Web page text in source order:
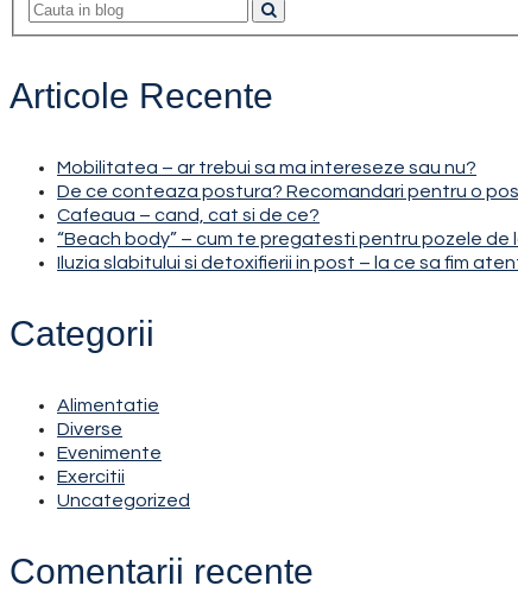
Articole Recente
Mobilitatea – ar trebui sa ma intereseze sau nu?
De ce conteaza postura? Recomandari pentru o
Cafeaua – cand, cat si de ce?
“Beach body” – cum te pregatesti pentru pozele de
Iluzia slabitului si detoxifierii in post – la ce sa fim
Categorii
Alimentatie
Diverse
Evenimente
Exercitii
Uncategorized
Comentarii recente